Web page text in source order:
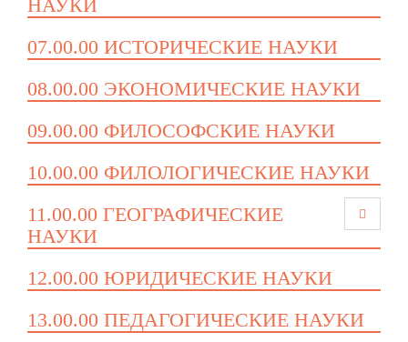
НАУКИ
07.00.00 ИСТОРИЧЕСКИЕ НАУКИ
08.00.00 ЭКОНОМИЧЕСКИЕ НАУКИ
09.00.00 ФИЛОСОФСКИЕ НАУКИ
10.00.00 ФИЛОЛОГИЧЕСКИЕ НАУКИ
11.00.00 ГЕОГРАФИЧЕСКИЕ
НАУКИ
12.00.00 ЮРИДИЧЕСКИЕ НАУКИ
13.00.00 ПЕДАГОГИЧЕСКИЕ НАУКИ